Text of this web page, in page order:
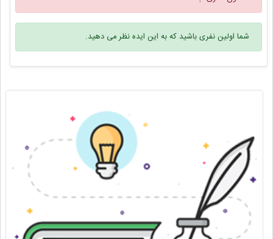
شما اولین نفری باشید که به این ایده نظر می دهید.